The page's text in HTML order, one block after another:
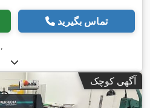
تماس بگیرید
,
آگهی کوچک